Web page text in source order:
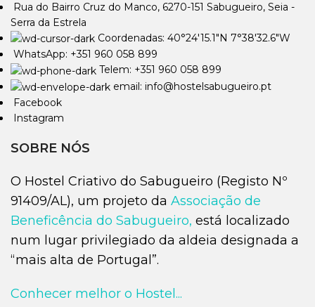
Rua do Bairro Cruz do Manco, 6270-151 Sabugueiro, Seia -
Serra da Estrela
Coordenadas: 40°24'15.1"N 7°38'32.6"W
WhatsApp: +351 960 058 899
Telem: +351 960 058 899
email: info@hostelsabugueiro.pt
Facebook
Instagram
SOBRE NÓS
O Hostel Criativo do Sabugueiro (Registo Nº
91409/AL), um projeto da Associação de
Beneficência do Sabugueiro, está localizado
num lugar privilegiado da aldeia designada a
“mais alta de Portugal”.
Conhecer melhor o Hostel...